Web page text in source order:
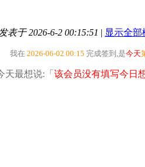
表于 2026-6-2 00:15:51 | 显示全部
我在 2026-06-02 00:15 完成签到,是今天
天最想说:「 该会员没有填写今日